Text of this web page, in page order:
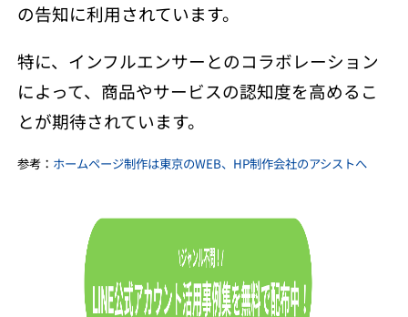
の告知に利用されています。
特に、インフルエンサーとのコラボレーション
によって、商品やサービスの認知度を高めるこ
とが期待されています。
参考： ホームページ制作は東京のWEB、HP制作会社のアシストへ